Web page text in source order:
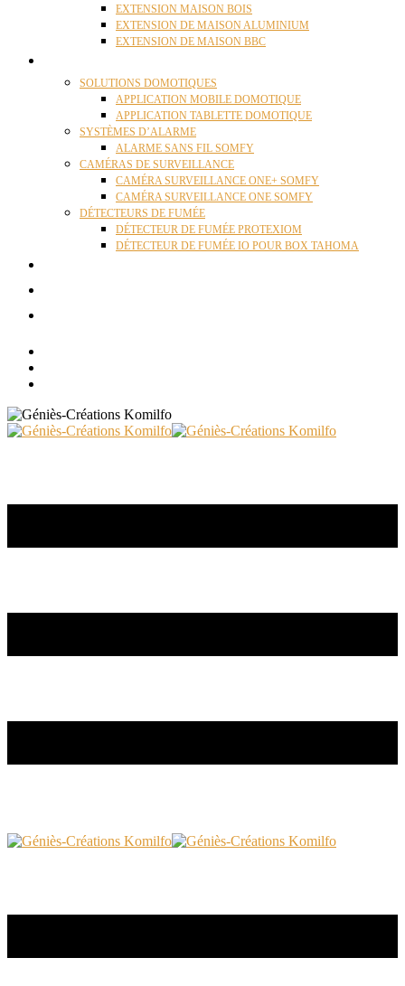
EXTENSION MAISON BOIS
EXTENSION DE MAISON ALUMINIUM
EXTENSION DE MAISON BBC
SOLUTIONS DOMOTIQUES
APPLICATION MOBILE DOMOTIQUE
APPLICATION TABLETTE DOMOTIQUE
SYSTÈMES D’ALARME
ALARME SANS FIL SOMFY
CAMÉRAS DE SURVEILLANCE
CAMÉRA SURVEILLANCE ONE+ SOMFY
CAMÉRA SURVEILLANCE ONE SOMFY
DÉTECTEURS DE FUMÉE
DÉTECTEUR DE FUMÉE PROTEXIOM
DÉTECTEUR DE FUMÉE IO POUR BOX TAHOMA